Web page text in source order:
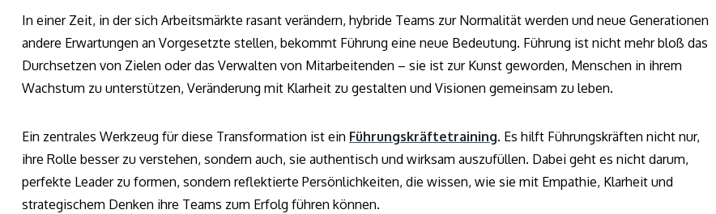
In einer Zeit, in der sich Arbeitsmärkte rasant verändern, hybride Teams zur Normalität werden und neue Generationen
andere Erwartungen an Vorgesetzte stellen, bekommt Führung eine neue Bedeutung. Führung ist nicht mehr bloß das
Durchsetzen von Zielen oder das Verwalten von Mitarbeitenden – sie ist zur Kunst geworden, Menschen in ihrem
Wachstum zu unterstützen, Veränderung mit Klarheit zu gestalten und Visionen gemeinsam zu leben.
Ein zentrales Werkzeug für diese Transformation ist ein Führungskräftetraining. Es hilft Führungskräften nicht nur,
ihre Rolle besser zu verstehen, sondern auch, sie authentisch und wirksam auszufüllen. Dabei geht es nicht darum,
perfekte Leader zu formen, sondern reflektierte Persönlichkeiten, die wissen, wie sie mit Empathie, Klarheit und
strategischem Denken ihre Teams zum Erfolg führen können.